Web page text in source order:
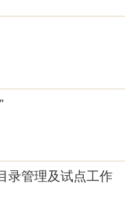
录管理及试点工作